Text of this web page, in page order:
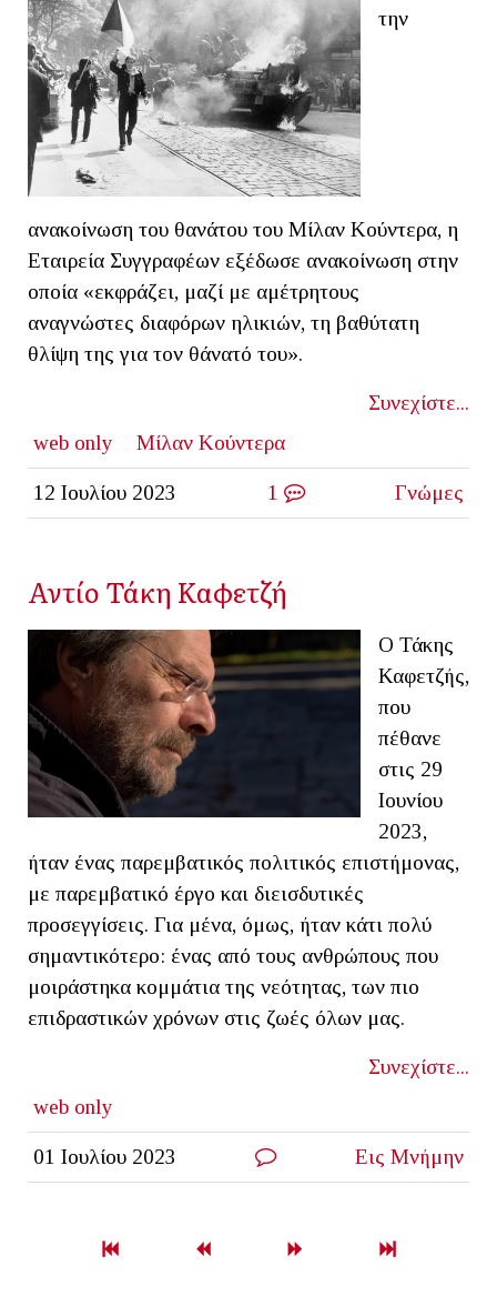
την
ανακοίνωση του θανάτου του Μίλαν Κούντερα, η
Εταιρεία Συγγραφέων εξέδωσε ανακοίνωση στην
οποία «εκφράζει, μαζί με αμέτρητους
αναγνώστες διαφόρων ηλικιών, τη βαθύτατη
θλίψη της για τον θάνατό του».
Συνεχίστε...
web only
Μίλαν Κούντερα
12 Ιουλίου 2023 1 Γνώμες
Αντίο Τάκη Καφετζή
Ο Τάκης
Καφετζής,
που
πέθανε
στις 29
Ιουνίου
2023,
ήταν ένας παρεμβατικός πολιτικός επιστήμονας,
με παρεμβατικό έργο και διεισδυτικές
προσεγγίσεις. Για μένα, όμως, ήταν κάτι πολύ
σημαντικότερο: ένας από τους ανθρώπους που
μοιράστηκα κομμάτια της νεότητας, των πιο
επιδραστικών χρόνων στις ζωές όλων μας.
Συνεχίστε...
web only
01 Ιουλίου 2023 Εις Μνήμην